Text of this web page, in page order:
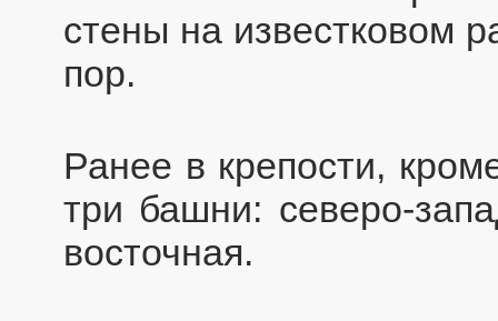
стены на известковом
пор.
Ранее в крепости,
три башни: северо-
восточная.